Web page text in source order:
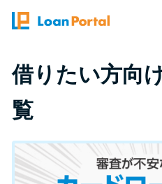
トップページ
総合人気
借りたい方向
覧